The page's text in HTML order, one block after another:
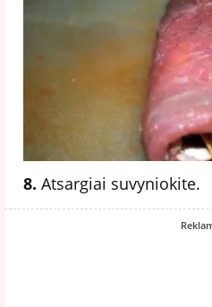
8. Atsargiai suvyniokite.